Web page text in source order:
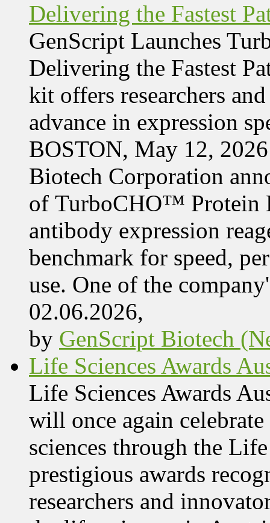
Delivering the Fastest
GenScript Launches
Delivering the Fastest
kit offers researchers
advance in expression
BOSTON, May 12,
Biotech Corporation
of TurboCHO™ Protein
antibody expression
benchmark for speed,
use. One of the
02.06.2026,
by GenScript Biotech
Life Sciences Awards
Life Sciences Awards
will once again
sciences through the
prestigious awards
researchers and